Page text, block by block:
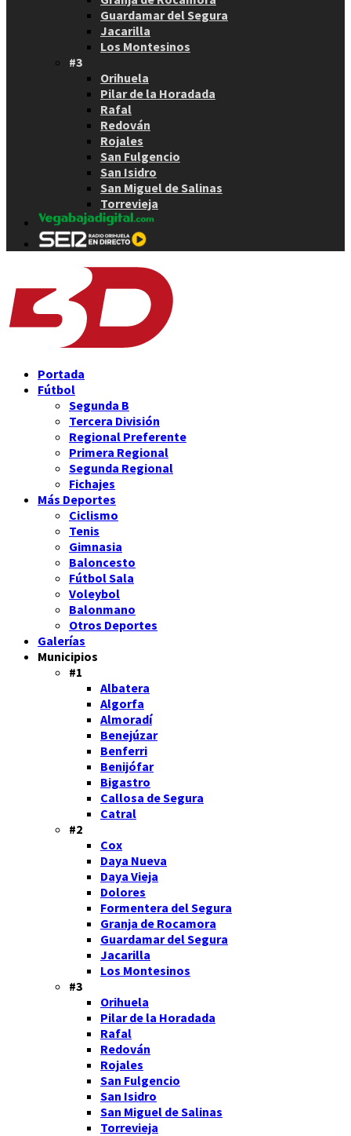
Guardamar del Segura
Jacarilla
Los Montesinos
#3
Orihuela
Pilar de la Horadada
Rafal
Redován
Rojales
San Fulgencio
San Isidro
San Miguel de Salinas
Torrevieja
Portada
Fútbol
Segunda B
Tercera División
Regional Preferente
Primera Regional
Segunda Regional
Fichajes
Más Deportes
Ciclismo
Tenis
Gimnasia
Baloncesto
Fútbol Sala
Voleybol
Balonmano
Otros Deportes
Galerías
Municipios
#1
Albatera
Algorfa
Almoradí
Benejúzar
Benferri
Benijófar
Bigastro
Callosa de Segura
Catral
#2
Cox
Daya Nueva
Daya Vieja
Dolores
Formentera del Segura
Granja de Rocamora
Guardamar del Segura
Jacarilla
Los Montesinos
#3
Orihuela
Pilar de la Horadada
Rafal
Redován
Rojales
San Fulgencio
San Isidro
San Miguel de Salinas
Torrevieja